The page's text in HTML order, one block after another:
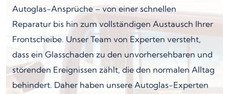
Autoglas-Ansprüche – von einer schnellen
Reparatur bis hin zum vollständigen Austausch Ihrer
Frontscheibe. Unser Team von Experten versteht,
dass ein Glasschaden zu den unvorhersehbaren und
störenden Ereignissen zählt, die den normalen Alltag
behindert. Daher haben unsere Autoglas-Experten